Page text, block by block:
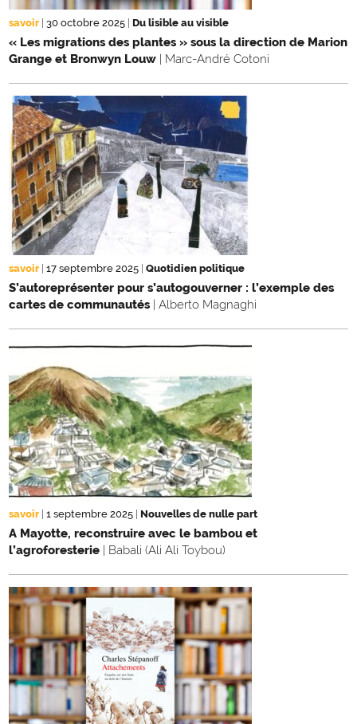
savoir 30 octobre 2025 Du lisible au visible
« Les migrations des plantes » sous la direction de Marion
Grange et Bronwyn Louw | Marc-André Cotoni
savoir 17 septembre 2025 Quotidien politique
S’autoreprésenter pour s’autogouverner : l’exemple des
cartes de communautés | Alberto Magnaghi
savoir 1 septembre 2025 Nouvelles de nulle part
A Mayotte, reconstruire avec le bambou et
l’agroforesterie | Babali (Ali Ali Toybou)